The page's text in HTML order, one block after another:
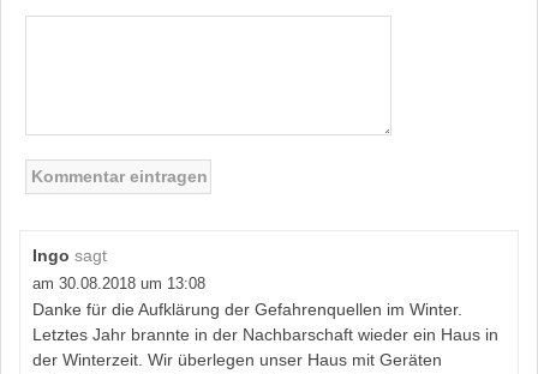
Ingo sagt
am 30.08.2018 um 13:08
Danke für die Aufklärung der Gefahrenquellen im Winter.
Letztes Jahr brannte in der Nachbarschaft wieder ein Haus in
der Winterzeit. Wir überlegen unser Haus mit Geräten